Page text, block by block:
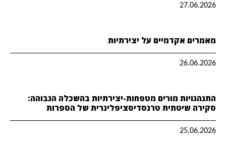
27.06.2026
מאמרים אקדמיים על יצירתיות
26.06.2026
התנהגויות מורים מטפחות-יצירתיות בהשכלה הגבוהה:
סקירה שיטתית טרנסדיסציפלינרית של הספרות
25.06.2026